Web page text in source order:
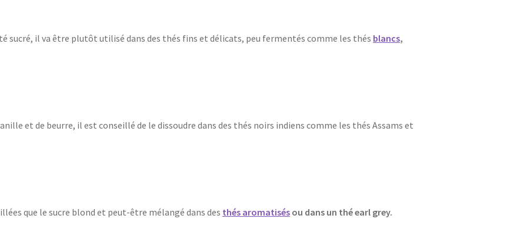
sucré, il va être plutôt utilisé dans des thés fins et délicats, peu fermentés comme les thés blancs,
et de beurre, il est conseillé de le dissoudre dans des thés noirs indiens comme les thés Assams et
que le sucre blond et peut-être mélangé dans des thés aromatisés ou dans un thé earl grey.